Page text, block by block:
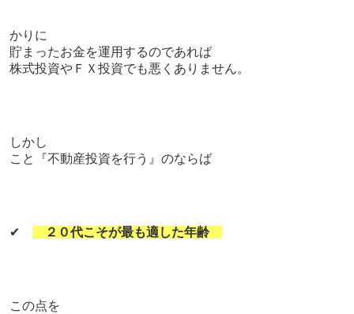
かりに
貯まったお金を運用するのであれば
株式投資やＦＸ投資でも悪くありません。
しかし
こと『不動産投資を行う』のならば
✔ ２０代こそが最も適した年齢
この点を